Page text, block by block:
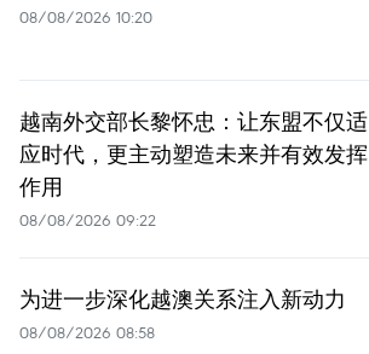
08/08/2026 10:20
越南外交部长黎怀忠：让东盟不仅适
应时代，更主动塑造未来并有效发挥
作用
08/08/2026 09:22
为进一步深化越澳关系注入新动力
08/08/2026 08:58